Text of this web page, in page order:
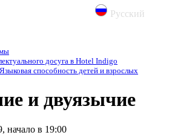
Русский
досуга в Hotel Indigo
способность детей и взрослых
и двуязычие
начало в 19:00